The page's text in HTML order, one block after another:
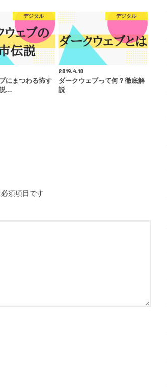
デジタル
にまつわる怖す
…
デジタル
2019.4.10
ダークウェブって何？徹底解
説
須項目です